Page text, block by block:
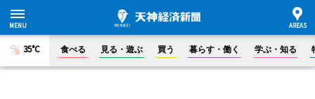
35°C 食べる 見る・遊ぶ 買う 暮らす・働く 学ぶ・知る